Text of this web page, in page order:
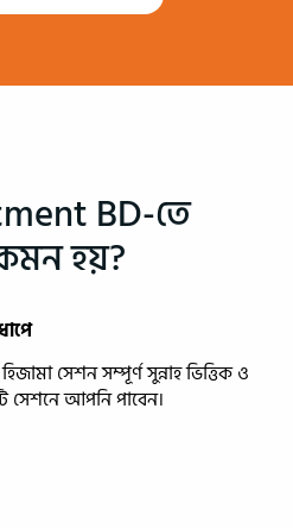
BD-তে
হয়?
সেশন সম্পূর্ণ সুন্নাহ ভিত্তিক ও
সেশনে আপনি পাবেন।